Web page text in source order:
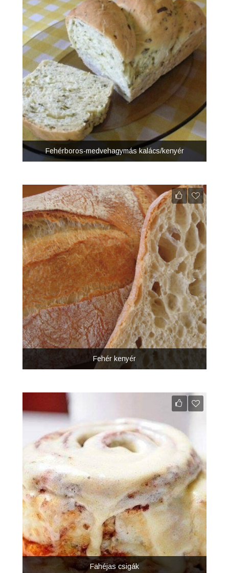
Fehérboros-medvehagymás kalács/kenyér
Fehér kenyér
Fahéjas csigák